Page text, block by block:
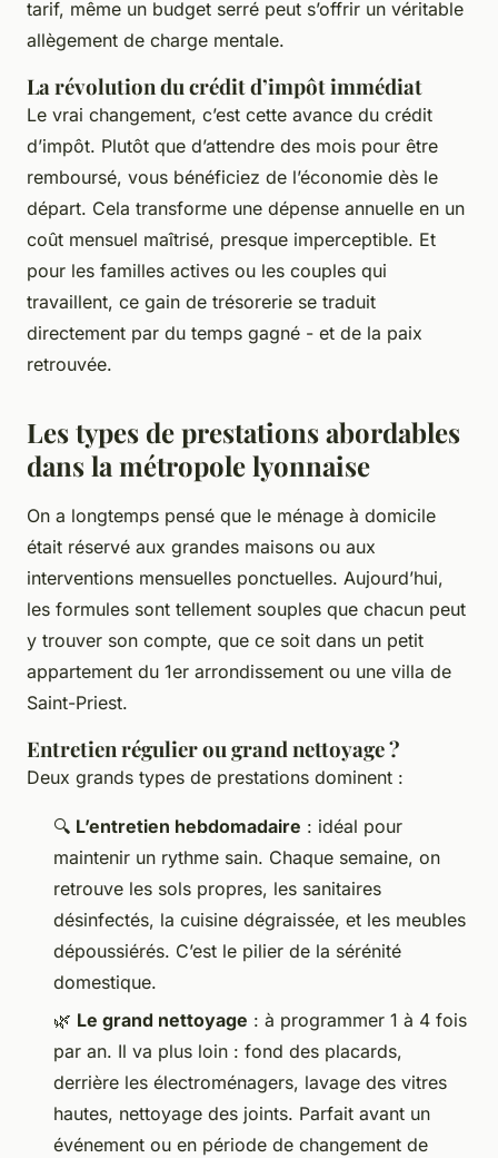
tarif, même un budget serré peut s’offrir un véritable
allègement de charge mentale.
La révolution du crédit d’impôt immédiat
Le vrai changement, c’est cette avance du crédit
d’impôt. Plutôt que d’attendre des mois pour être
remboursé, vous bénéficiez de l’économie dès le
départ. Cela transforme une dépense annuelle en un
coût mensuel maîtrisé, presque imperceptible. Et
pour les familles actives ou les couples qui
travaillent, ce gain de trésorerie se traduit
directement par du temps gagné - et de la paix
retrouvée.
Les types de prestations abordables
dans la métropole lyonnaise
On a longtemps pensé que le ménage à domicile
était réservé aux grandes maisons ou aux
interventions mensuelles ponctuelles. Aujourd’hui,
les formules sont tellement souples que chacun peut
y trouver son compte, que ce soit dans un petit
appartement du 1er arrondissement ou une villa de
Saint-Priest.
Entretien régulier ou grand nettoyage ?
Deux grands types de prestations dominent :
🔍 L’entretien hebdomadaire : idéal pour
maintenir un rythme sain. Chaque semaine, on
retrouve les sols propres, les sanitaires
désinfectés, la cuisine dégraissée, et les meubles
dépoussiérés. C’est le pilier de la sérénité
domestique.
🌿 Le grand nettoyage : à programmer 1 à 4 fois
par an. Il va plus loin : fond des placards,
derrière les électroménagers, lavage des vitres
hautes, nettoyage des joints. Parfait avant un
événement ou en période de changement de